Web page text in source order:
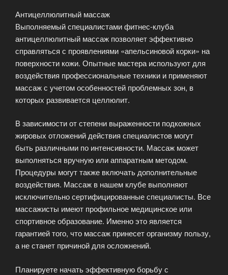
Антицеллюлитный массаж
Выполняемый специалистами фитнес-клуба
антицеллюлитный массаж позволяет эффективно
справляться с проявлениями «апельсиновой корки» на
поверхности кожи. Опытные мастера используют для
воздействия профессиональные техники и применяют
массаж с учетом особенностей проблемных зон, в
которых развивается целлюлит.
В зависимости от степени выраженности подкожных
жировых отложений действия специалистов могут
быть различными по интенсивности. Массаж может
выполняться вручную или аппаратным методом.
Процедуры могут также включать дополнительные
воздействия. Массаж в нашем клубе выполняют
исключительно сертифицированные специалисты. Все
массажисты имеют профильное медицинское или
спортивное образование. Именно это является
гарантией того, что массаж принесет организму пользу,
а не станет причиной для осложнений.
Планируете начать эффективную борьбу с